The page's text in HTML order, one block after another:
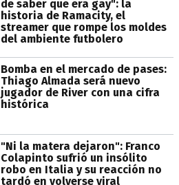
de saber que era gay": la
historia de Ramacity, el
streamer que rompe los moldes
del ambiente futbolero
Bomba en el mercado de pases:
Thiago Almada será nuevo
jugador de River con una cifra
histórica
"Ni la matera dejaron": Franco
Colapinto sufrió un insólito
robo en Italia y su reacción no
tardó en volverse viral